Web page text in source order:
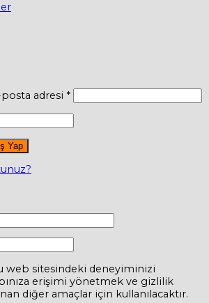
posta adresi *
Yap
web sitesindeki deneyiminizi
erişimi yönetmek ve gizlilik
diğer amaçlar için kullanılacaktır.